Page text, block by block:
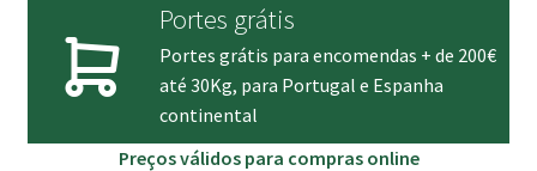
Portes grátis
Portes grátis para encomendas + de 200€
até 30Kg, para Portugal e Espanha
continental
Preços válidos para compras online